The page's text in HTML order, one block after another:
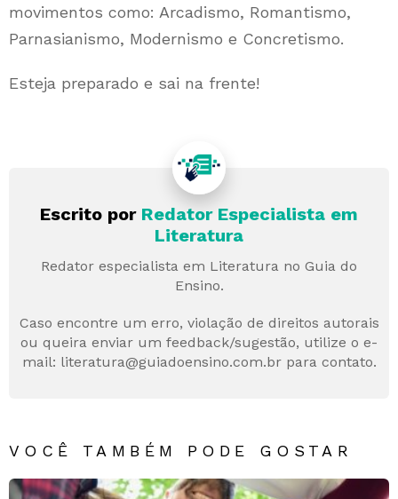
movimentos como: Arcadismo, Romantismo,
Parnasianismo, Modernismo e Concretismo.
Esteja preparado e sai na frente!
Escrito por Redator Especialista em
Literatura
Redator especialista em Literatura no Guia do
Ensino.
Caso encontre um erro, violação de direitos autorais
ou queira enviar um feedback/sugestão, utilize o e-
mail: literatura@guiadoensino.com.br para contato.
VOCÊ TAMBÉM PODE GOSTAR